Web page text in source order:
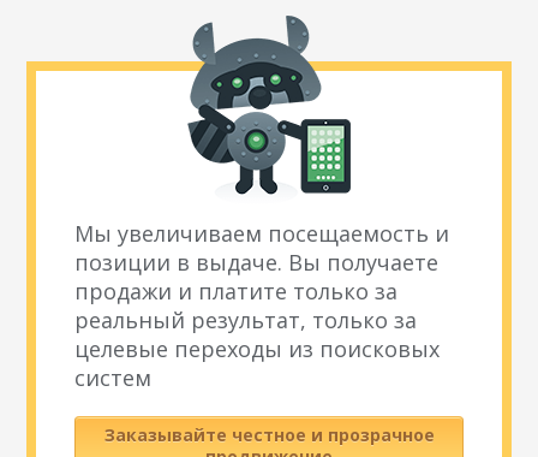
Мы увеличиваем посещаемость и
позиции в выдаче. Вы получаете
продажи и платите только за
реальный результат, только за
целевые переходы из поисковых
систем
Заказывайте честное и прозрачное